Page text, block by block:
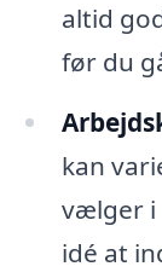
altid
før du
kan
vælger i
idé at